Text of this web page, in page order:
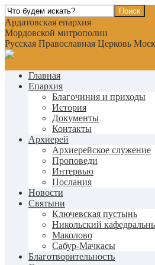
Ардатовская епархия
Мордовской митрополии
Русская Православная Церковь
Главная
Епархия
Благочиния и приходы
История
Документы
Контакты
Архиерей
Архиерейское служение
Проповеди
Интервью
Послания
Новости
Святыни
Ключевская пустынь
Никольский
Маколово
Сабур-Мачкасы
Благотворительность